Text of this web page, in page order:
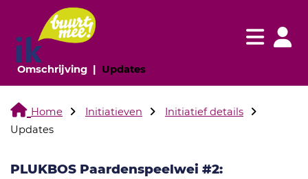
Omschrijving(huidige pagina)
Updates(huidige pagina)
Navigatie
Home Initiatieven
Initiatief details
Updates
PLUKBOS Paardenspeelwei #2: